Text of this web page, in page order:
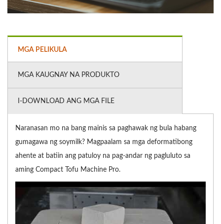
MGA PELIKULA
MGA KAUGNAY NA PRODUKTO
I-DOWNLOAD ANG MGA FILE
Naranasan mo na bang mainis sa paghawak ng bula habang
gumagawa ng soymilk? Magpaalam sa mga deformatibong
ahente at batiin ang patuloy na pag-andar ng pagluluto sa
aming Compact Tofu Machine Pro.